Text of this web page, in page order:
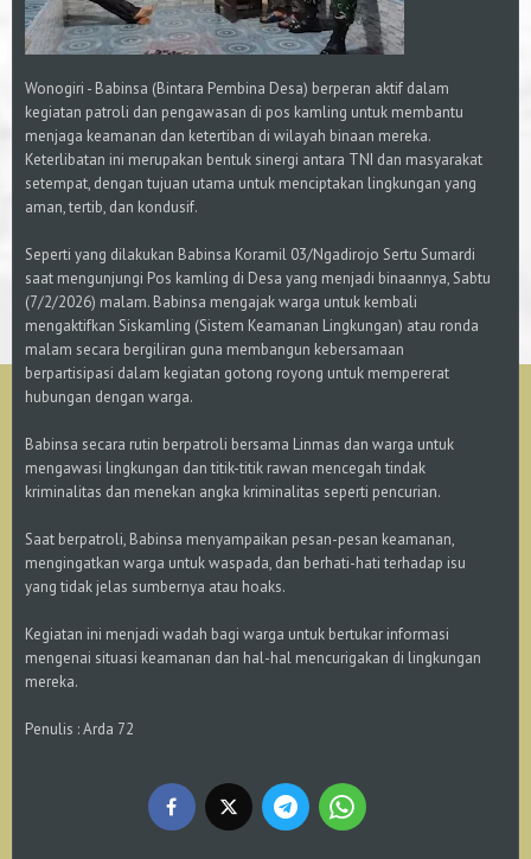
Wonogiri - Babinsa (Bintara Pembina Desa) berperan aktif dalam
kegiatan patroli dan pengawasan di pos kamling untuk membantu
menjaga keamanan dan ketertiban di wilayah binaan mereka.
Keterlibatan ini merupakan bentuk sinergi antara TNI dan masyarakat
setempat, dengan tujuan utama untuk menciptakan lingkungan yang
aman, tertib, dan kondusif.
Seperti yang dilakukan Babinsa Koramil 03/Ngadirojo Sertu Sumardi
saat mengunjungi Pos kamling di Desa yang menjadi binaannya, Sabtu
(7/2/2026) malam. Babinsa mengajak warga untuk kembali
mengaktifkan Siskamling (Sistem Keamanan Lingkungan) atau ronda
malam secara bergiliran guna membangun kebersamaan
berpartisipasi dalam kegiatan gotong royong untuk mempererat
hubungan dengan warga.
Babinsa secara rutin berpatroli bersama Linmas dan warga untuk
mengawasi lingkungan dan titik-titik rawan mencegah tindak
kriminalitas dan menekan angka kriminalitas seperti pencurian.
Saat berpatroli, Babinsa menyampaikan pesan-pesan keamanan,
mengingatkan warga untuk waspada, dan berhati-hati terhadap isu
yang tidak jelas sumbernya atau hoaks.
Kegiatan ini menjadi wadah bagi warga untuk bertukar informasi
mengenai situasi keamanan dan hal-hal mencurigakan di lingkungan
mereka.
Penulis : Arda 72